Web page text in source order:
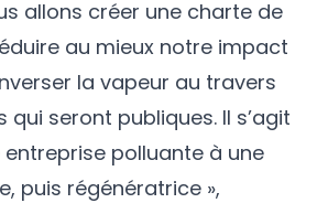
allons créer une charte de
au mieux notre impact
la vapeur au travers
qui seront publiques. Il s’agit
entreprise polluante à une
puis régénératrice »,